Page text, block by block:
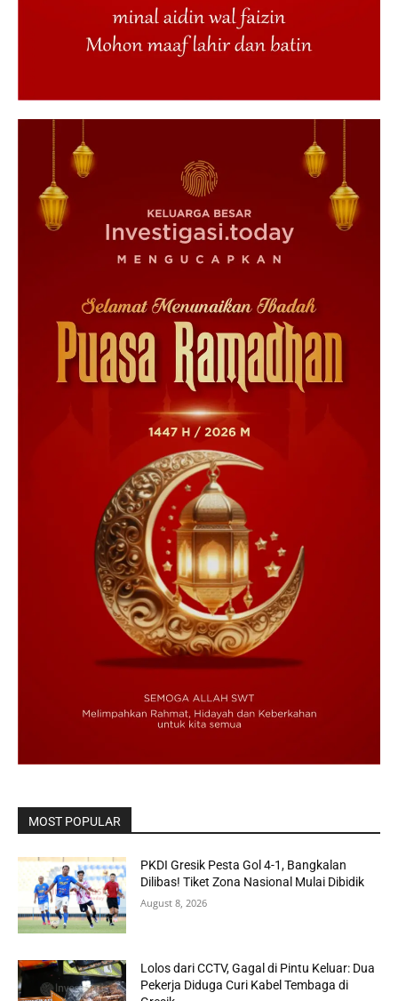
MOST POPULAR
PKDI Gresik Pesta Gol 4-1, Bangkalan
Dilibas! Tiket Zona Nasional Mulai Dibidik
August 8, 2026
Lolos dari CCTV, Gagal di Pintu Keluar: Dua
Pekerja Diduga Curi Kabel Tembaga di